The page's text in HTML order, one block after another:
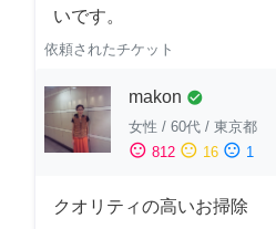
いです。
依頼されたチケット
makon check_circle
女性 / 60代 / 東京都
sentiment_satisfied 812 sentiment_neutral 16 sentiment_dissatisfied 1
クオリティの高いお掃除